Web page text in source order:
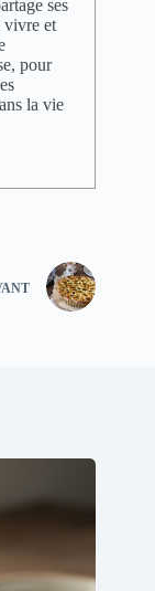
ses
vivre et
pour
la vie